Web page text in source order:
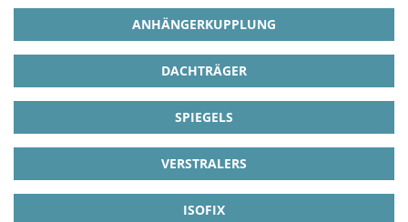
ANHÄNGERKUPPLUNG
DACHTRÄGER
SPIEGELS
VERSTRALERS
ISOFIX